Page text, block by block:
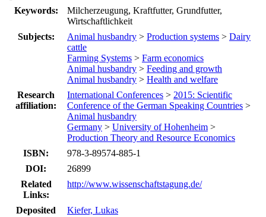
Keywords:
Milcherzeugung, Kraftfutter, Grundfutter,
Wirtschaftlichkeit
Subjects:
Animal husbandry > Production systems > Dairy
cattle
Farming Systems > Farm economics
Animal husbandry > Feeding and growth
Animal husbandry > Health and welfare
Research
affiliation:
International Conferences > 2015: Scientific
Conference of the German Speaking Countries >
Animal husbandry
Germany > University of Hohenheim >
Production Theory and Resource Economics
ISBN:
978-3-89574-885-1
DOI:
26899
Related
Links:
http://www.wissenschaftstagung.de/
Deposited
Kiefer, Lukas